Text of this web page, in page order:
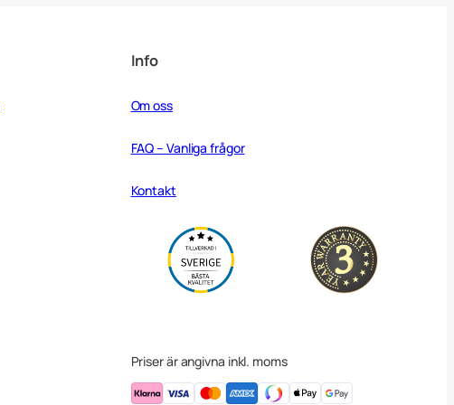
Info
Om oss
FAQ – Vanliga frågor
Kontakt
Priser är angivna inkl. moms